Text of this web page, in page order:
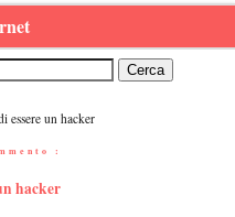
essere un hacker
:
hacker